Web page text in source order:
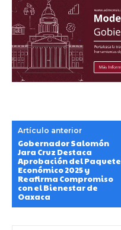
Artículo anterior
Gobernador Salomón
Jara Cruz Destaca
Aprobación del Paquete
Económico 2025 y
Reafirma Compromiso
con el Bienestar de
Oaxaca